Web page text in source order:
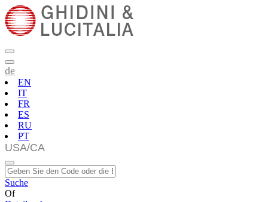
de
EN
IT
FR
ES
RU
PT
Suche
Of